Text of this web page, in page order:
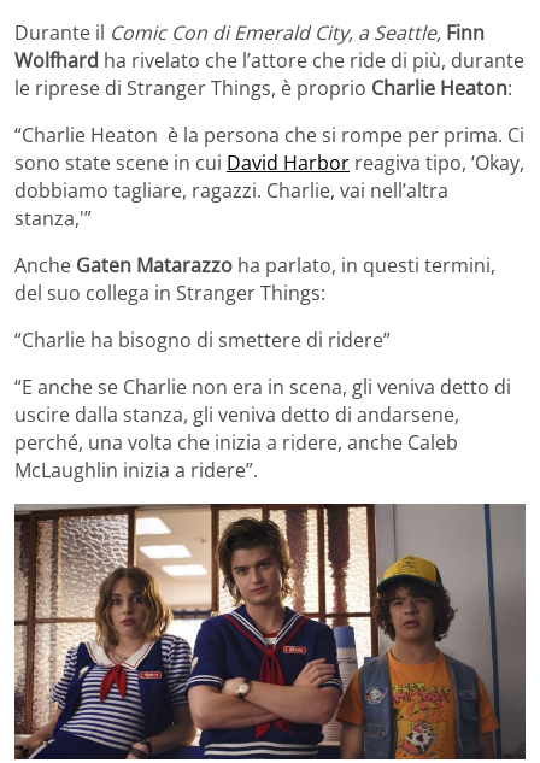
Durante il Comic Con di Emerald City, a Seattle, Finn
Wolfhard ha rivelato che l’attore che ride di più, durante
le riprese di Stranger Things, è proprio Charlie Heaton:
“Charlie Heaton è la persona che si rompe per prima. Ci
sono state scene in cui David Harbor reagiva tipo, ‘Okay,
dobbiamo tagliare, ragazzi. Charlie, vai nell’altra
stanza,'”
Anche Gaten Matarazzo ha parlato, in questi termini,
del suo collega in Stranger Things:
“Charlie ha bisogno di smettere di ridere”
“E anche se Charlie non era in scena, gli veniva detto di
uscire dalla stanza, gli veniva detto di andarsene,
perché, una volta che inizia a ridere, anche Caleb
McLaughlin inizia a ridere”.